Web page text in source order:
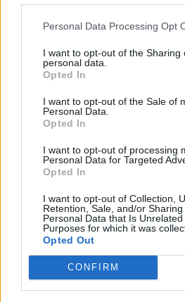
Personal Data Processing Opt
I want to opt-out of the Sharing
personal data.
Opted In
I want to opt-out of the Sale of
Personal Data.
Opted In
I want to opt-out of processing
Personal Data for Targeted
Opted In
I want to opt-out of Collection,
Retention, Sale, and/or
Personal Data that Is
Purposes for which it was
Opted Out
CONFIRM
Ινδονησία: 8χρονη
άγριο ελέφαντα
Μια ανείπωτη τραγωδία σημειώθηκε
άγριος ελέφαντας ποδοπάτησε μέχρι
κορίτσι, αφού απομακρύνθηκε από
Newsroom